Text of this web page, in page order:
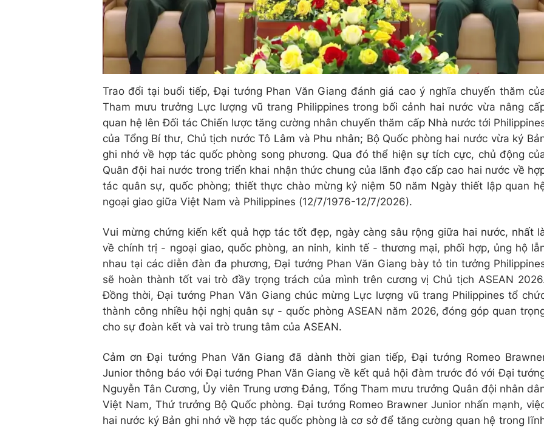
Trao đổi tại buổi tiếp, Đại tướng Phan Văn Giang đánh giá cao ý nghĩa chuyến thăm
Tham mưu trưởng Lực lượng vũ trang Philippines trong bối cảnh hai nước vừa nâng
quan hệ lên Đối tác Chiến lược tăng cường nhân chuyến thăm cấp Nhà nước tới
của Tổng Bí thư, Chủ tịch nước Tô Lâm và Phu nhân; Bộ Quốc phòng hai nước vừa ký
ghi nhớ về hợp tác quốc phòng song phương. Qua đó thể hiện sự tích cực, chủ động
Quân đội hai nước trong triển khai nhận thức chung của lãnh đạo cấp cao hai nước về
tác quân sự, quốc phòng; thiết thực chào mừng kỷ niệm 50 năm Ngày thiết lập quan
ngoại giao giữa Việt Nam và Philippines (12/7/1976-12/7/2026).
Vui mừng chứng kiến kết quả hợp tác tốt đẹp, ngày càng sâu rộng giữa hai nước, nhất
về chính trị - ngoại giao, quốc phòng, an ninh, kinh tế - thương mại, phối hợp, ủng hộ
nhau tại các diễn đàn đa phương, Đại tướng Phan Văn Giang bày tỏ tin tưởng
sẽ hoàn thành tốt vai trò đầy trọng trách của mình trên cương vị Chủ tịch ASEAN
Đồng thời, Đại tướng Phan Văn Giang chúc mừng Lực lượng vũ trang Philippines tổ
thành công nhiều hội nghị quân sự - quốc phòng ASEAN năm 2026, đóng góp quan
cho sự đoàn kết và vai trò trung tâm của ASEAN.
Cảm ơn Đại tướng Phan Văn Giang đã dành thời gian tiếp, Đại tướng Romeo
Junior thông báo với Đại tướng Phan Văn Giang về kết quả hội đàm trước đó với Đại
Nguyễn Tân Cương, Ủy viên Trung ương Đảng, Tổng Tham mưu trưởng Quân đội nhân
Việt Nam, Thứ trưởng Bộ Quốc phòng. Đại tướng Romeo Brawner Junior nhấn mạnh,
hai nước ký Bản ghi nhớ về hợp tác quốc phòng là cơ sở để tăng cường quan hệ trong